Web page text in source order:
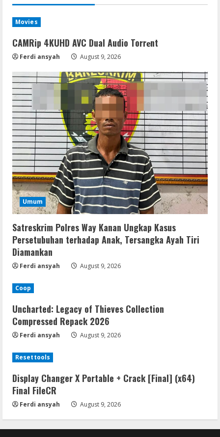
Movies
CAMRip 4KUHD AVC Dual Audio Torr𝐞nt
Ferdi ansyah August 9, 2026
Umum
Satreskrim Polres Way Kanan Ungkap Kasus
Persetubuhan terhadap Anak, Tersangka Ayah Tiri
Diamankan
Ferdi ansyah August 9, 2026
Coop
Uncharted: Legacy of Thieves Collection
Compressed Repack 2026
Ferdi ansyah August 9, 2026
Resettools
Display Changer X Portable + Crack [Final] (x64)
Final FileCR
Ferdi ansyah August 9, 2026